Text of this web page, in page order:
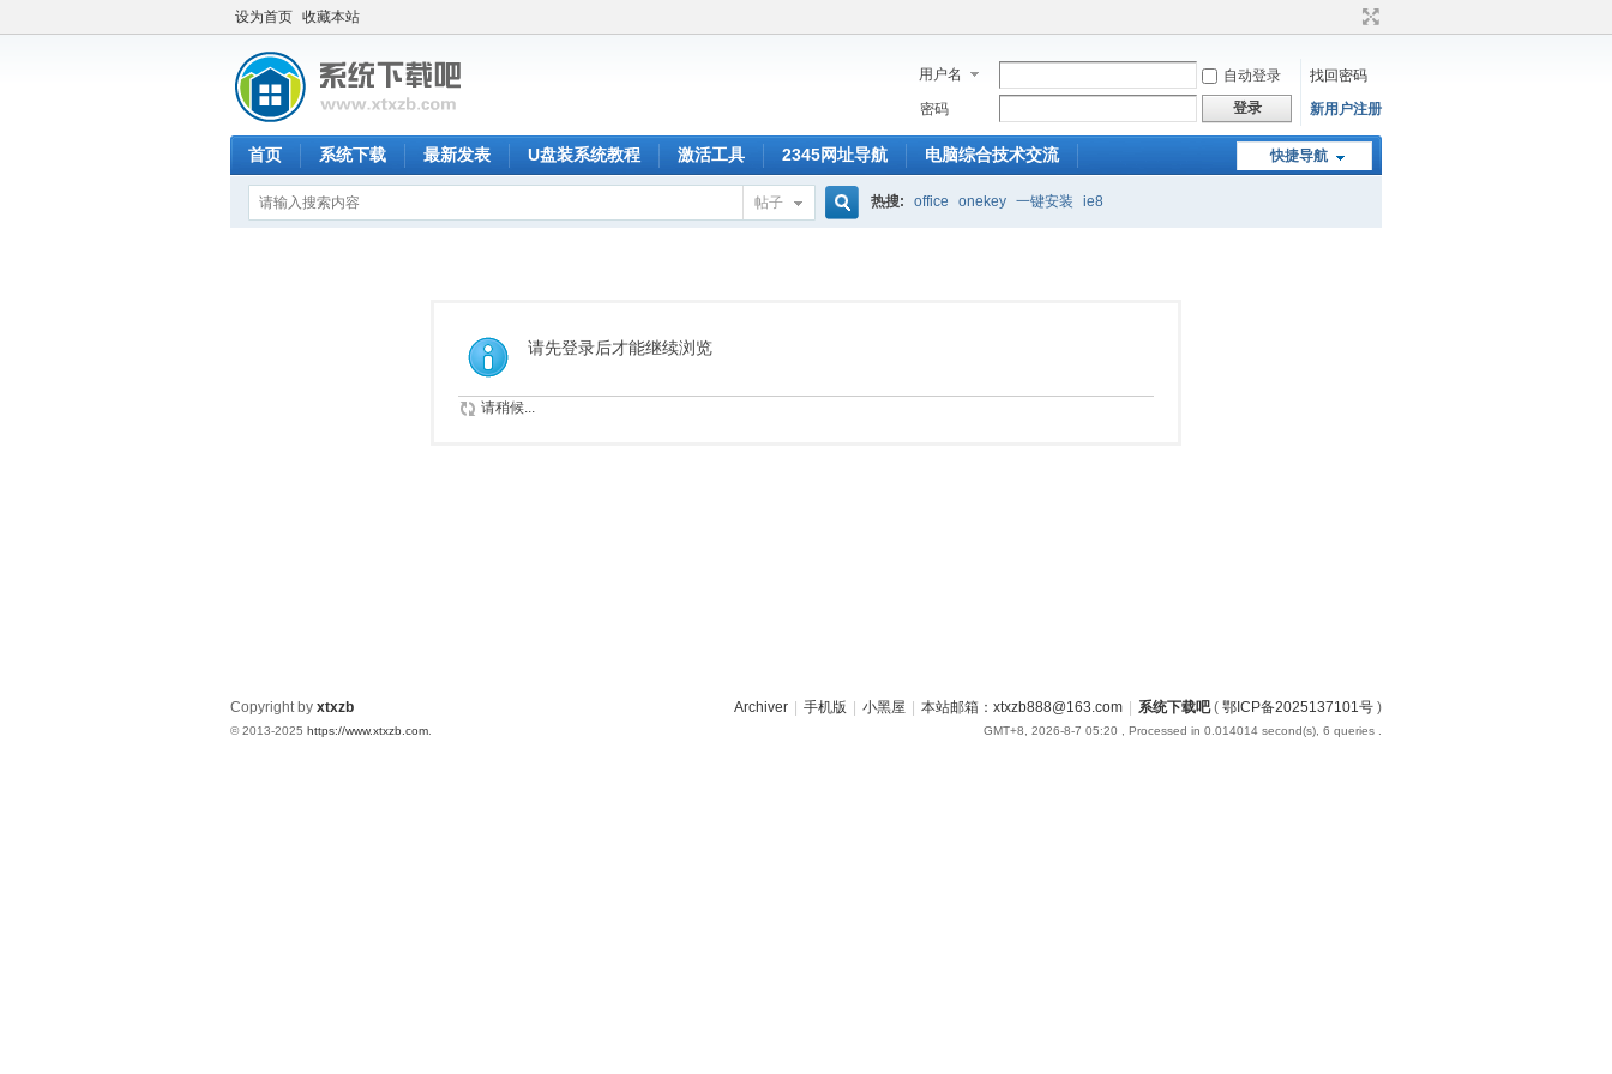
设为首页 收藏本站
用户名 自动登录
找回密码
密码
登录 新用户注册
快捷导航
首页 系统下载 最新发表 U盘装系统教程 激活工具 2345网址导航 电脑综合技术交流
帖子 热搜: office onekey 一键安装 ie8
请先登录后才能继续浏览
请稍候...
Archiver 手机版 小黑屋 本站邮箱：xtxzb888@163.com 系统下载吧( 鄂ICP备2025137101号 )
GMT+8, 2026-8-7 05:20 , Processed in 0.014014 second(s), 6 queries .
Copyright by xtxzb
© 2013-2025 https://www.xtxzb.com